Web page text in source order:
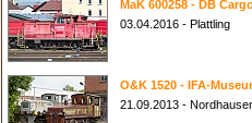
MaK 600258 - DB
03.04.2016 - Plattling
O&K 1520 - IFA-
21.09.2013 -